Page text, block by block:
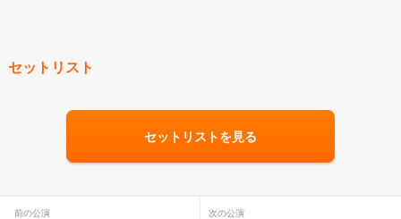
セットリスト
セットリストを見る
前の公演 次の公演